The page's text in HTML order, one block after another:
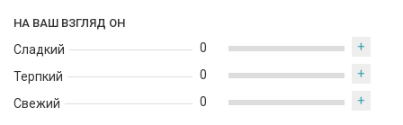
НА ВАШ ВЗГЛЯД ОН
Сладкий
Терпкий
Свежий
0 +
0 +
0 +